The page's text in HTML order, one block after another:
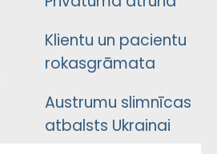
Klientu un pacientu
rokasgrāmata
Austrumu slimnīcas
atbalsts Ukrainai